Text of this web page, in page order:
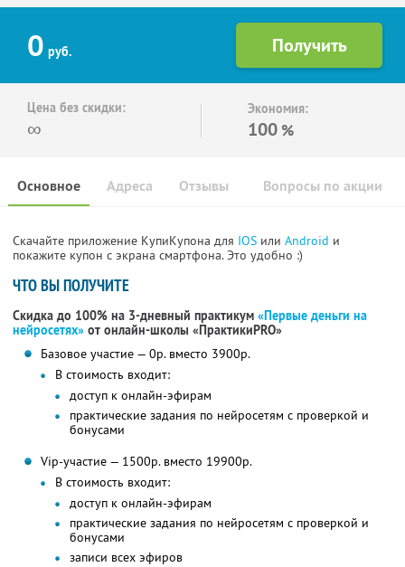
0 руб.
Цена без скидки:
∞
Экономия:
100 %
Основное Отзывы Вопросы по акции
Адреса
Скачайте приложение КупиКупона для IOS или Android и
покажите купон с экрана смартфона. Это удобно :)
ЧТО ВЫ ПОЛУЧИТЕ
Скидка до 100% на 3-дневный практикум «Первые деньги на
нейросетях» от онлайн-школы «ПрактикиPRO»
Базовое участие — 0р. вместо 3900р.
В стоимость входит:
доступ к онлайн-эфирам
практические задания по нейросетям с проверкой и
бонусами
Vip-участие — 1500р. вместо 19900р.
В стоимость входит:
доступ к онлайн-эфирам
практические задания по нейросетям с проверкой и
бонусами
записи всех эфиров